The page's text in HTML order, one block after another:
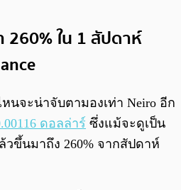
260% ใน 1 สัปดาห์
นจะน่าจับตามองเท่า Neiro อีก
ดอลล่าร์ ซึ่งแม้จะดูเป็น
ขึ้นมาถึง 260% จากสัปดาห์